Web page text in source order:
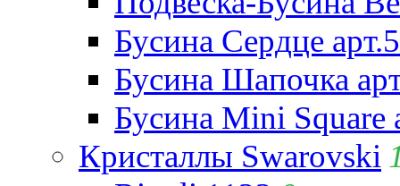
Бусина Сердце
Бусина Шапочка
Бусина Mini Square
Кристаллы Swarovski